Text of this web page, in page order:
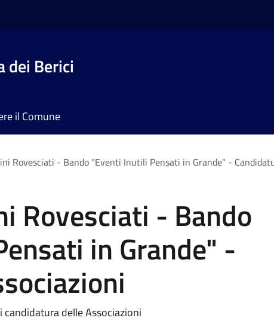
dei Berici
il Comune
Rovesciati - Bando "Eventi Inutili Pensati in Grande" -
Rovesciati - Bando
in Grande" -
delle Associazioni